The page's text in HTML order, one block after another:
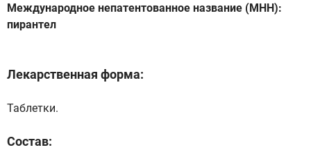
Международное непатентованное название (МНН):
пирантел
Лекарственная форма:
Таблетки.
Состав: